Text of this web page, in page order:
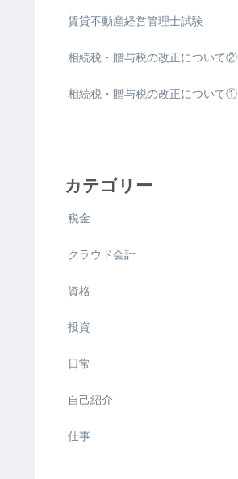
賃貸不動産経営管理士試験
相続税・贈与税の改正について②
相続税・贈与税の改正について①
カテゴリー
税金
クラウド会計
資格
投資
日常
自己紹介
仕事